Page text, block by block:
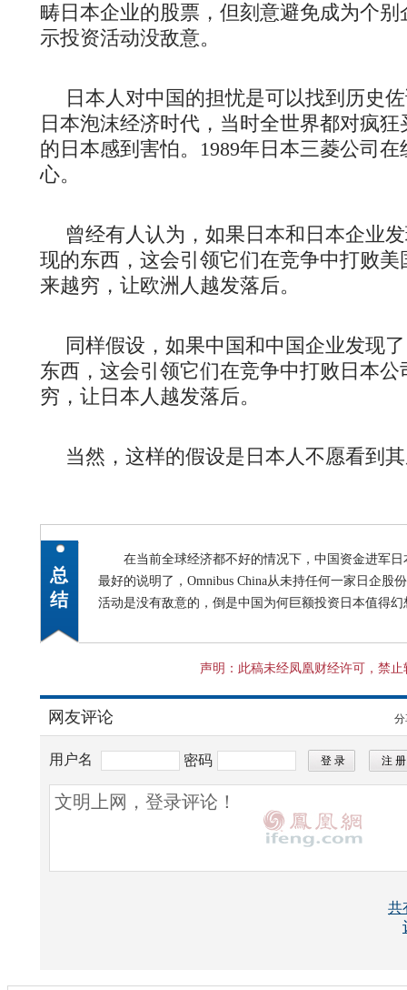
畴日本企业的股票，但刻意避免成为个
示投资活动没敌意。
日本人对中国的担忧是可以找到历史
日本泡沫经济时代，当时全世界都对疯
的日本感到害怕。1989年日本三菱公司
心。
曾经有人认为，如果日本和日本企业
现的东西，这会引领它们在竞争中打败
来越穷，让欧洲人越发落后。
同样假设，如果中国和中国企业发现
东西，这会引领它们在竞争中打败日本
穷，让日本人越发落后。
当然，这样的假设是日本人不愿看到
总
结
在当前全球经济都不好的情况下，中国资金进军
最好的说明了，Omnibus China从未持任何一家日企股
活动是没有敌意的，倒是中国为何巨额投资日本值得幻
声明：此稿未经凤凰财经许可，禁止
网友评论
用户名 密码
共